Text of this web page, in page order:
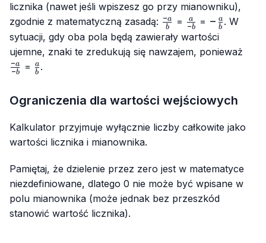
licznika (nawet jeśli wpiszesz go przy mianowniku),
zgodnie z matematyczną zasadą: \frac{-
a}{b}
b
−a = \frac{a}
{-b}
−b
a = -
\frac{a}
{b}
− b
a . W
sytuacji, gdy oba pola będą zawierały wartości
ujemne, znaki te zredukują się nawzajem, ponieważ
−b
−a = \frac{a}
{b}
b
a .
Ograniczenia dla wartości wejściowych
Kalkulator przyjmuje wyłącznie liczby całkowite jako
wartości licznika i mianownika.
Pamiętaj, że dzielenie przez zero jest w matematyce
niezdefiniowane, dlatego 0 nie może być wpisane w
polu mianownika (może jednak bez przeszkód
stanowić wartość licznika).